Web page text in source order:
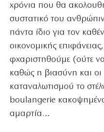
χρόνια που θα
συστατικό του
πάντα ίδιο για τον
οικονομικής
φχαριστηθούμε (ούτε
καθώς η βιασύνη και οι
καταναλωτισμού το
boulangerie
αμαρτία…